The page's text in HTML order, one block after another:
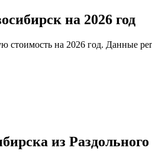
на 2026 год
на 2026 год. Данные
из Раздольного